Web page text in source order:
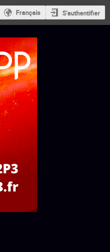
Français S'authentifier